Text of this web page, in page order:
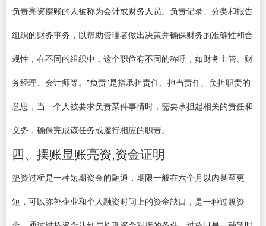
负责亮资摆账的人被称为会计或财务人员。负责记录、分类和报告
组织的财务事务，以帮助管理者做出决策并确保财务的准确性和合
规性，在不同的组织中，这个职位有不同的称呼，如财务主管、财
务经理、会计师等。"负责"是指承担责任、担当责任、负担职责的
意思，当一个人被要求负责某件事情时，需要承担起相关的责任和
义务，确保完成该任务或履行相应的职责。
四、摆账显账亮资,资金证明
垫资过桥是一种短期资金的融通，期限一般在六个月以内甚至更
短，可以弥补企业和个人融资时间上的资金缺口，是一种过渡资